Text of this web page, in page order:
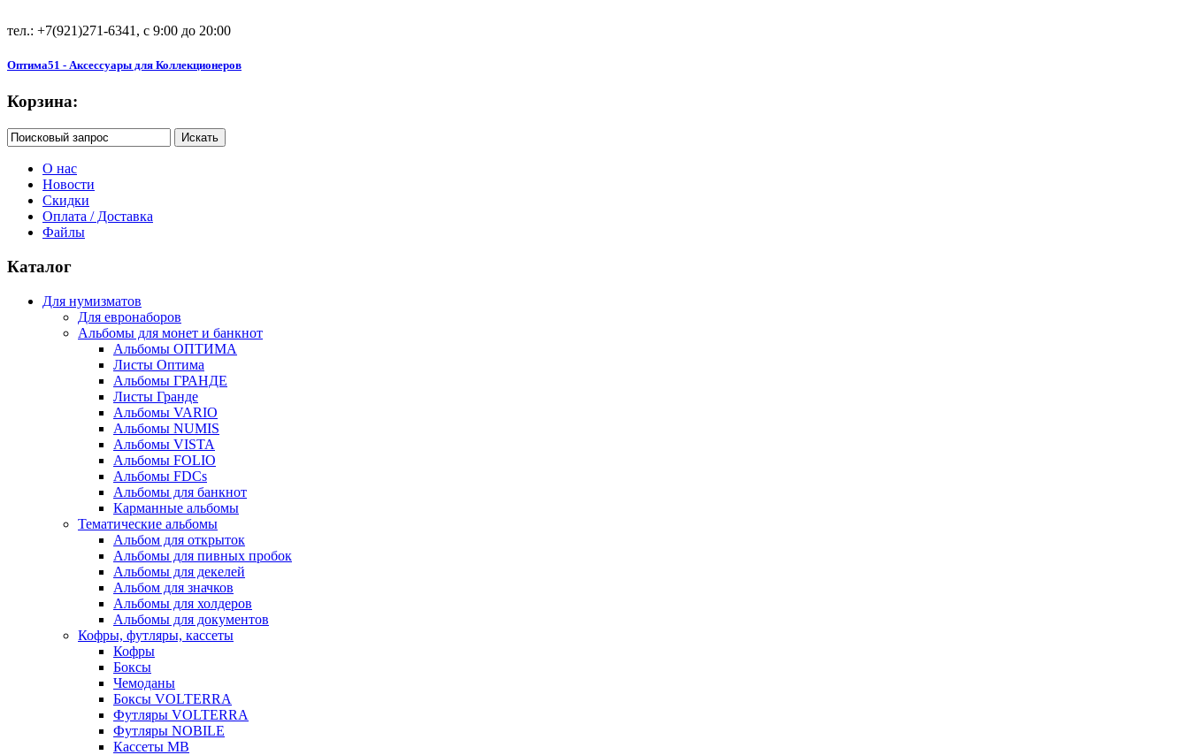
тел.: +7(921)271-6341, с 9:00 до 20:00
Оптима51 - Аксессуары для Коллекционеров
Корзина:
О нас
Новости
Скидки
Оплата / Доставка
Файлы
Каталог
Для нумизматов
Для евронаборов
Альбомы для монет и банкнот
Альбомы ОПТИМА
Листы Оптима
Альбомы ГРАНДЕ
Листы Гранде
Альбомы VARIO
Альбомы NUMIS
Альбомы VISTA
Альбомы FOLIO
Альбомы FDCs
Альбомы для банкнот
Карманные альбомы
Тематические альбомы
Альбом для открыток
Альбомы для пивных пробок
Альбомы для декелей
Альбом для значков
Альбомы для холдеров
Альбомы для документов
Кофры, футляры, кассеты
Кофры
Боксы
Чемоданы
Боксы VOLTERRA
Футляры VOLTERRA
Футляры NOBILE
Кассеты МВ